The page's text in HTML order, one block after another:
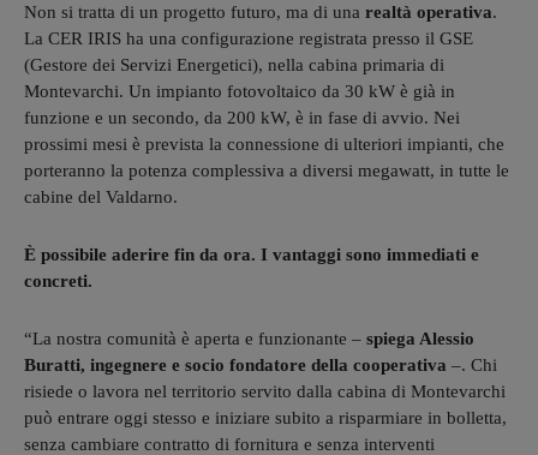
Non si tratta di un progetto futuro, ma di una realtà operativa.
La CER IRIS ha una configurazione registrata presso il GSE
(Gestore dei Servizi Energetici), nella cabina primaria di
Montevarchi. Un impianto fotovoltaico da 30 kW è già in
funzione e un secondo, da 200 kW, è in fase di avvio. Nei
prossimi mesi è prevista la connessione di ulteriori impianti, che
porteranno la potenza complessiva a diversi megawatt, in tutte le
cabine del Valdarno.
È possibile aderire fin da ora. I vantaggi sono immediati e
concreti.
“La nostra comunità è aperta e funzionante – spiega Alessio
Buratti, ingegnere e socio fondatore della cooperativa –. Chi
risiede o lavora nel territorio servito dalla cabina di Montevarchi
può entrare oggi stesso e iniziare subito a risparmiare in bolletta,
senza cambiare contratto di fornitura e senza interventi